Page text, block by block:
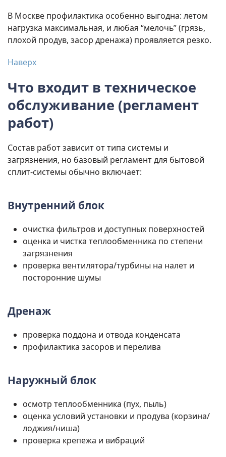
В Москве профилактика особенно выгодна: летом
нагрузка максимальная, и любая “мелочь” (грязь,
плохой продув, засор дренажа) проявляется резко.
Наверх
Что входит в техническое
обслуживание (регламент
работ)
Состав работ зависит от типа системы и
загрязнения, но базовый регламент для бытовой
сплит-системы обычно включает:
Внутренний блок
очистка фильтров и доступных поверхностей
оценка и чистка теплообменника по степени
загрязнения
проверка вентилятора/турбины на налет и
посторонние шумы
Дренаж
проверка поддона и отвода конденсата
профилактика засоров и перелива
Наружный блок
осмотр теплообменника (пух, пыль)
оценка условий установки и продува (корзина/
лоджия/ниша)
проверка крепежа и вибраций